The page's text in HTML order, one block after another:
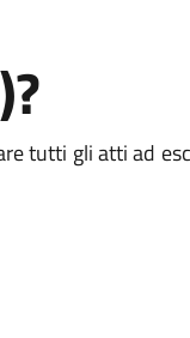
tutti gli atti ad